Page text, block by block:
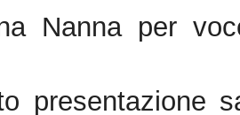
importanza
visto la
cameristica